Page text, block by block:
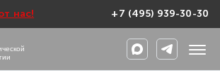
нас! +7 (495) 939-30-30